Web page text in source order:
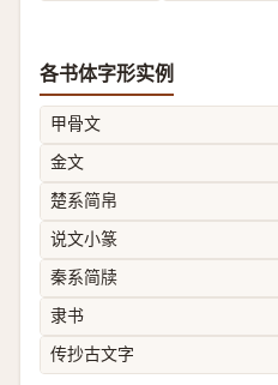
各书体字形实例
甲骨文
金文
楚系简帛
说文小篆
秦系简牍
隶书
传抄古文字